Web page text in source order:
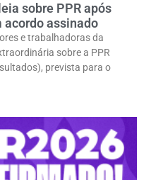
sobre PPR após
acordo assinado
e trabalhadoras da
sobre a PPR
prevista para o